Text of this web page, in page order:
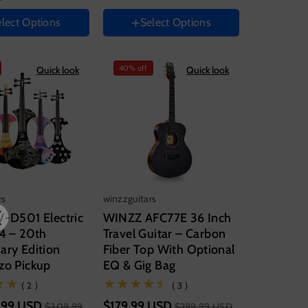
Options Acústico
Variante
agotada
Select Options
Quick look
D501 Electric
– 20th
Edition
Pickup
(2)
( 2 )
40% off Quick look
winzzguitars
WINZZ AFC77E 36 Inch
Travel Guitar – Carbon
Fiber Top With Optional
EQ & Gig Bag
(3)
( 3 )